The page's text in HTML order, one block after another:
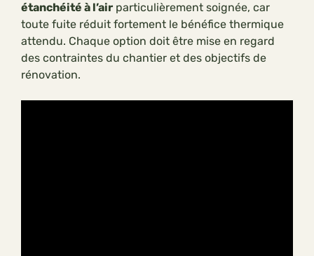
étanchéité à l’air particulièrement soignée, car
toute fuite réduit fortement le bénéfice thermique
attendu. Chaque option doit être mise en regard
des contraintes du chantier et des objectifs de
rénovation.